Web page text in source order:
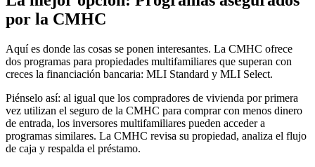
por la CMHC
Aquí es donde las cosas se ponen interesantes. La CMHC ofrece
dos programas para propiedades multifamiliares que superan con
creces la financiación bancaria: MLI Standard y MLI Select.
Piénselo así: al igual que los compradores de vivienda por primera
vez utilizan el seguro de la CMHC para comprar con menos dinero
de entrada, los inversores multifamiliares pueden acceder a
programas similares. La CMHC revisa su propiedad, analiza el flujo
de caja y respalda el préstamo.